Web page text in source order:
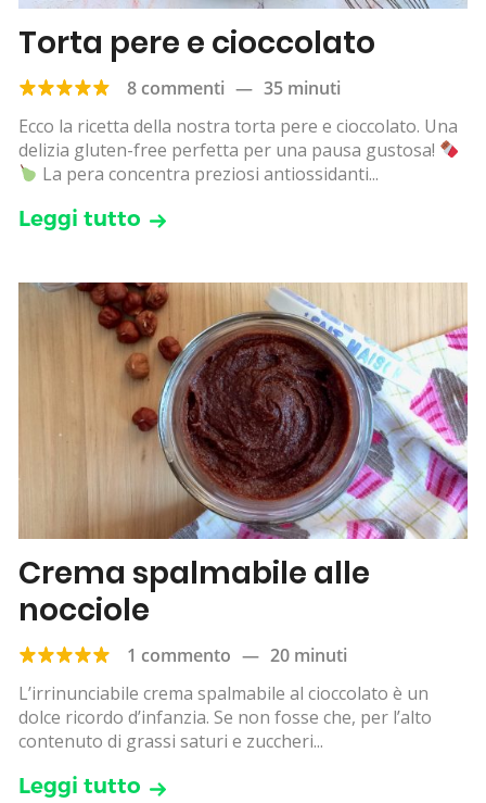
Torta pere e cioccolato
8 commenti — 35 minuti
Ecco la ricetta della nostra torta pere e cioccolato. Una
delizia gluten-free perfetta per una pausa gustosa!
La pera concentra preziosi antiossidanti...
Leggi tutto
Crema spalmabile alle
nocciole
1 commento — 20 minuti
L’irrinunciabile crema spalmabile al cioccolato è un
dolce ricordo d’infanzia. Se non fosse che, per l’alto
contenuto di grassi saturi e zuccheri...
Leggi tutto